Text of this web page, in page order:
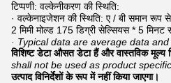
टिप्पणी: वल्केनीकरण की स्थिति:
· वल्केनाइजेशन की स्थिति: ए / बी समान रूप
2 मिमी मोल्ड 175 डिग्री सेल्सियस * 5 मिनट
· Typical data are average data
विशिष्ट डेटा औसत डेटा हैं और वास्तविक मूल्य
shall not be used as product
उत्पाद विनिर्देशों के रूप में नहीं किया जाएगा।